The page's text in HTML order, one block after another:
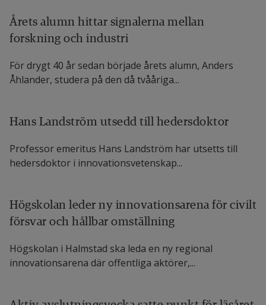
vid ett festligt evenemang på Halmstad Arena.
Utmärkelsen Årets alumn
Årets alumn hittar signalerna mellan
forskning och industri
För drygt 40 år sedan började årets alumn, Anders
Åhlander, studera på den då tvååriga...
Hans Landström utsedd till hedersdoktor
Professor emeritus Hans Landström har utsetts till
hedersdoktor i innovationsvetenskap...
Högskolan leder ny innovationsarena för civilt
försvar och hållbar omställning
Högskolan i Halmstad ska leda en ny regional
innovationsarena där offentliga aktörer,...